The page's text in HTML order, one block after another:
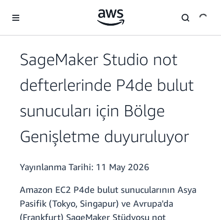
SageMaker Studio not
defterlerinde P4de bulut
sunucuları için Bölge
Genişletme duyuruluyor
Yayınlanma Tarihi: 11 May 2026
Amazon EC2 P4de bulut sunucularının Asya
Pasifik (Tokyo, Singapur) ve Avrupa'da
(Frankfurt) SageMaker Stüdyosu not